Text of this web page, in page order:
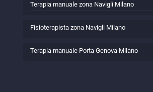
Terapia manuale zona Navigli Milano
Fisioterapista zona Navigli Milano
Terapia manuale Porta Genova Milano